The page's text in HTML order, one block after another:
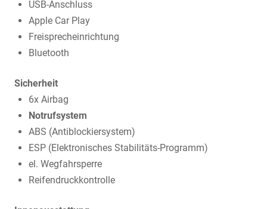
USB-Anschluss
Apple Car Play
Freisprecheinrichtung
Bluetooth
Sicherheit
6x Airbag
Notrufsystem
ABS (Antiblockiersystem)
ESP (Elektronisches Stabilitäts-Programm)
el. Wegfahrsperre
Reifendruckkontrolle